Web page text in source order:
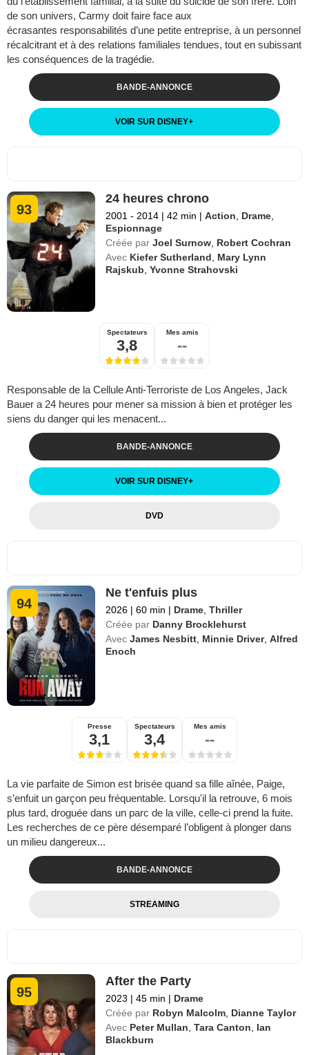
de son univers, Carmy doit faire face aux
écrasantes responsabilités d’une petite entreprise, à un personnel
récalcitrant et à des relations familiales tendues, tout en subissant
les conséquences de la tragédie.
BANDE-ANNONCE
VOIR SUR DISNEY+
93
24 heures chrono
2001 - 2014 | 42 min | Action Drame
Espionnage
Créée par Joel Surnow Robert Cochran
Avec Kiefer Sutherland
Mary Lynn
Rajskub ,Yvonne Strahovski
Spectateurs
3,8
Mes amis
--
Responsable de la Cellule Anti-Terroriste de Los Angeles, Jack
Bauer a 24 heures pour mener sa mission à bien et protéger les
siens du danger qui les menacent...
BANDE-ANNONCE
VOIR SUR DISNEY+
DVD
94
Ne t'enfuis plus
2026 | 60 min | Drame ,Thriller
Créée par Danny Brocklehurst
Avec James Nesbitt Minnie Driver,Alfred
Enoch
Presse
3,1
Spectateurs
3,4
Mes amis
--
La vie parfaite de Simon est brisée quand sa fille aînée, Paige,
s’enfuit un garçon peu fréquentable. Lorsqu'il la retrouve, 6 mois
plus tard, droguée dans un parc de la ville, celle-ci prend la fuite.
Les recherches de ce père désemparé l’obligent à plonger dans
un milieu dangereux...
BANDE-ANNONCE
STREAMING
95
After the Party
2023 | 45 min | Drame
Créée par Robyn Malcolm Dianne Taylor
Avec Peter Mullan ,Tara Canton
Ian
Blackburn